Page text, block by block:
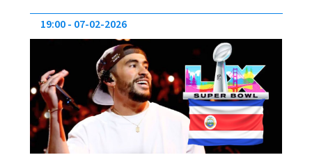
19:00 07-02-2026